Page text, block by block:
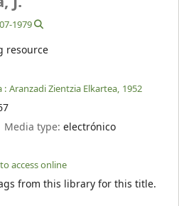
1979
resource
: Aranzadi Zientzia Elkartea, 1952
Media type:electrónico
access online
from this library for this title.